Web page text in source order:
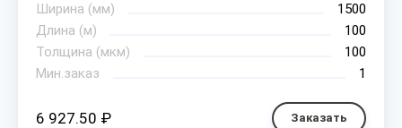
Ширина (мм)
1500
Длина (м)
100
Толщина (мкм)
100
Мин.заказ
1
6 927.50 ₽ Заказать